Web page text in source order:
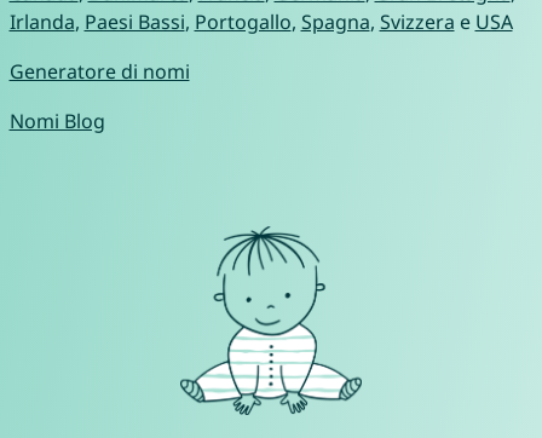
Irlanda, Paesi Bassi, Portogallo, Spagna, Svizzera e USA
Generatore di nomi
Nomi Blog